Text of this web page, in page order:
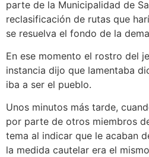
parte de la Municipalidad de
reclasificación de rutas que
se resuelva el fondo de la
En ese momento el rostro del
instancia dijo que lamentaba
iba a ser el pueblo.
Unos minutos más tarde,
por parte de otros miembros
tema al indicar que le acaban
la medida cautelar era el